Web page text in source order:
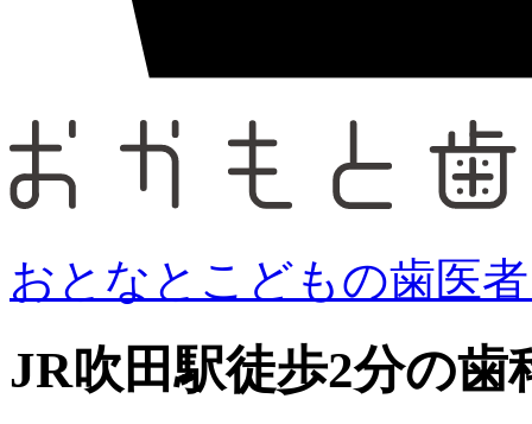
おとなとこどもの歯医
JR吹田駅徒歩2分の歯